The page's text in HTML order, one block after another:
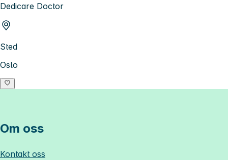
Dedicare Doctor
Sted
Oslo
Om oss
Kontakt oss